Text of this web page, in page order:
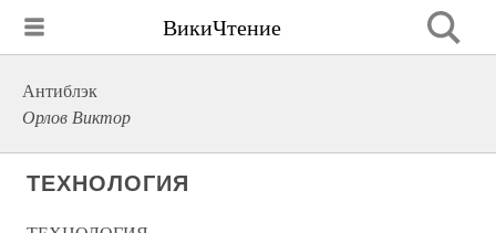
ВикиЧтение
Антиблэк
Орлов Виктор
ТЕХНОЛОГИЯ